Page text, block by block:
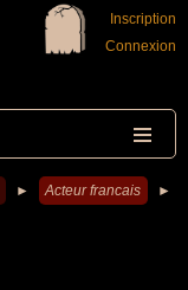
Inscription
Connexion
► Acteur francais ►